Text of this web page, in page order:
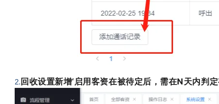
2. 回收设置新增‘启用客资在被待定后，需在N天内判